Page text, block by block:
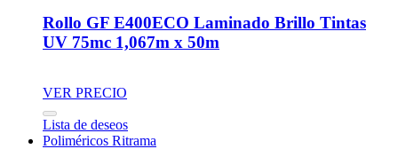
Rollo GF E400ECO Laminado Brillo Tintas
UV 75mc 1,067m x 50m
VER PRECIO
Lista de deseos
Poliméricos Ritrama